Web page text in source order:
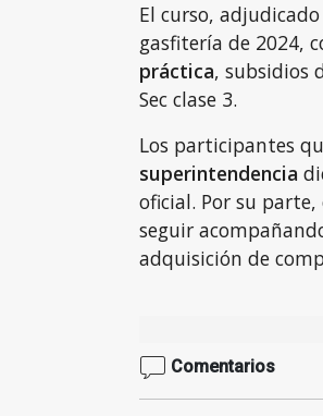
El curso,
gasfitería de 2024,
práctica, subsidios
Sec clase 3.
Los participantes
superintendencia
oficial. Por su
seguir
adquisición de
Comentarios